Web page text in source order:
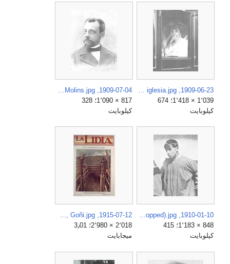
1٬039 × 1٬418؛ 674
كيلوبايت
817 × 1٬090؛ 328
كيلوبايت
1910-01-10, Actualidades, El paraíso, Cifuentes (cropped).jpg
848 × 1٬183؛ 415
كيلوبايت
1915-07-12, La Lidia, En el encerradero de Miura, Los mayorales haciendo el apartado de un toro de Miura para encajonarle, Goñi.jpg
2٬018 × 2٬980؛ 3٫01
ميجابايت